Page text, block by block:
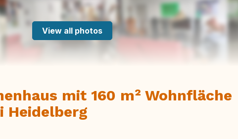
View all photos
mit 160 m² Wohnfläche
Heidelberg